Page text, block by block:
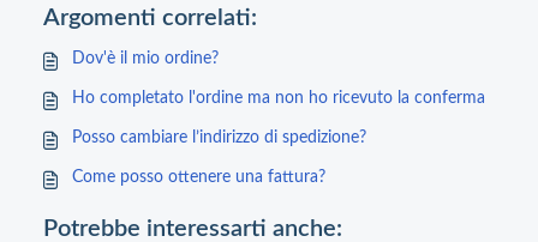
Argomenti correlati:
Dov'è il mio ordine?
Ho completato l'ordine ma non ho ricevuto la conferma
Posso cambiare l’indirizzo di spedizione?
Come posso ottenere una fattura?
Potrebbe interessarti anche: